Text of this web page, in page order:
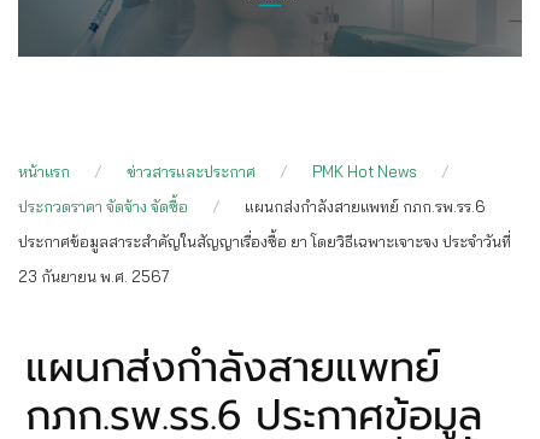
หน้าแรก ข่าวสารและประกาศ
PMK Hot News
ประกวดราคา จัดจ้าง จัดซื้อ
แผนกส่งกำลังสายแพทย์ กภก.รพ.รร.6
ประกาศข้อมูลสาระสำคัญในสัญญาเรื่องซื้อ ยา โดยวิธีเฉพาะเจาะจง ประจำวันที่
23 กันยายน พ.ศ. 2567
แผนกส่งกำลังสายแพทย์
กภก.รพ.รร.6 ประกาศข้อมูล